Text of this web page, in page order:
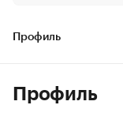
Профиль
Профиль